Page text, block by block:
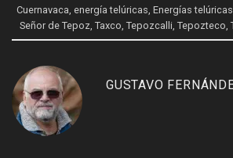
Cuernavaca energía telúricas Energías telúricas
Señor de Tepoz Taxco Tepozcalli Tepozteco
GUSTAVO